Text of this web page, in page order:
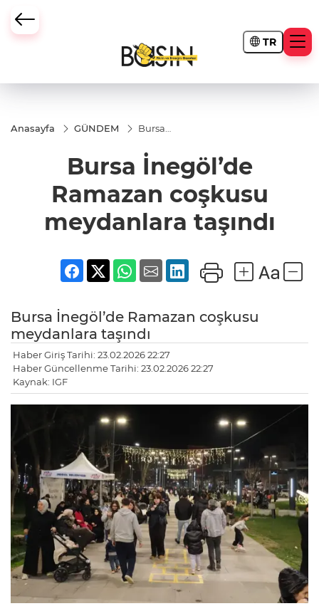
TR
Anasayfa GÜNDEM
Bursa
Ramazan
coşkusu
meydanlara
Bursa İnegöl’de
Ramazan coşkusu
meydanlara taşındı
Bursa İnegöl’de Ramazan coşkusu
meydanlara taşındı
Haber Giriş Tarihi: 23.02.2026 22:27
Haber Güncellenme Tarihi: 23.02.2026 22:27
Kaynak: IGF